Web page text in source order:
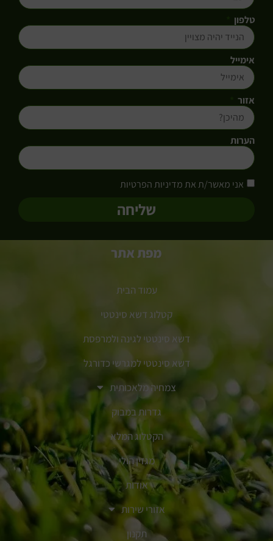
טלפון
אימייל
אזור
הערות
אני מאשר/ת את מדיניות הפרטיות
שליחה
מפת אתר
עמוד הבית
קטלוג דשא סינטטי
דשא סינטטי לגינה ולמרפסת
דשא סינטטי למגרשי כדורגל
צמחיה מלאכותית
גדרות במבוק
הקטלוג המלא
מגזין הולי
אודות
אזורי שירות
תקנון